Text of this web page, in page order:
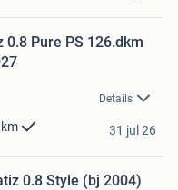
0.8 Pure PS 126.dkm
Details
km 31 jul 26
0.8 Style (bj 2004)